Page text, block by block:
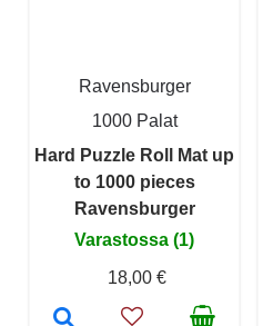
Ravensburger
1000 Palat
Hard Puzzle Roll Mat up
to 1000 pieces
Ravensburger
Varastossa (1)
18,00 €